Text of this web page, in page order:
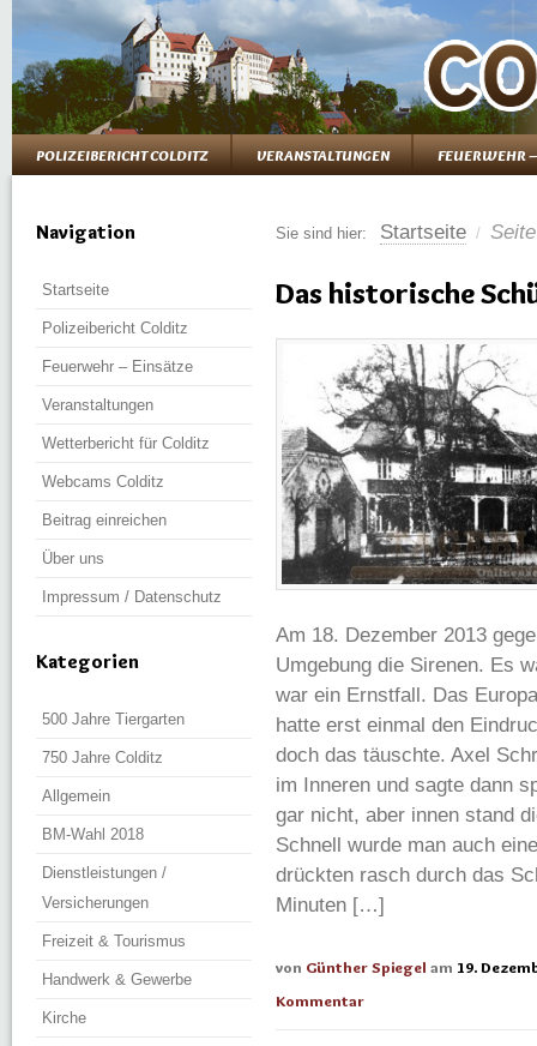
POLIZEIBERICHT COLDITZ VERANSTALTUNGEN FEUERWEHR
Sie sind hier: Startseite /
Das historische
Am 18. Dezember 2013
Umgebung die Sirenen. Es
war ein Ernstfall. Das
hatte erst einmal den
doch das täuschte. Axel
im Inneren und sagte dann
gar nicht, aber innen stand
Schnell wurde man auch
drückten rasch durch das
Minuten […]
von Günther Spiegel am 19.
Kommentar
Navigation
Startseite
Polizeibericht Colditz
Feuerwehr – Einsätze
Veranstaltungen
Wetterbericht für Colditz
Webcams Colditz
Beitrag einreichen
Über uns
Impressum / Datenschutz
Kategorien
500 Jahre Tiergarten
750 Jahre Colditz
Allgemein
BM-Wahl 2018
Dienstleistungen /
Versicherungen
Freizeit & Tourismus
Handwerk & Gewerbe
Kirche